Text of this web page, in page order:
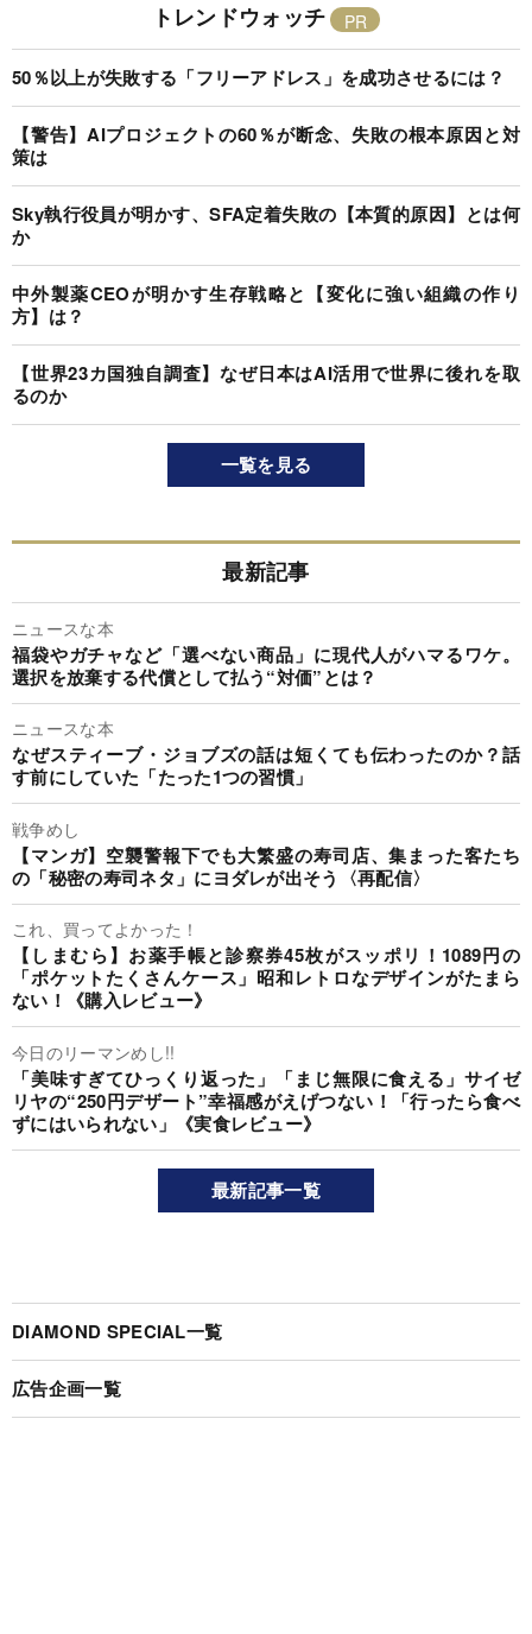
トレンドウォッチ
50％以上が失敗する「フリーアドレス」を成功させるには？
【警告】AIプロジェクトの60％が断念、失敗の根本原因と対
策は
Sky執行役員が明かす、SFA定着失敗の【本質的原因】とは何
か
中外製薬CEOが明かす生存戦略と【変化に強い組織の作り
方】は？
【世界23カ国独自調査】なぜ日本はAI活用で世界に後れを取
るのか
一覧を見る
最新記事
ニュースな本
福袋やガチャなど「選べない商品」に現代人がハマるワケ。
選択を放棄する代償として払う“対価”とは？
ニュースな本
なぜスティーブ・ジョブズの話は短くても伝わったのか？話
す前にしていた「たった1つの習慣」
戦争めし
【マンガ】空襲警報下でも大繁盛の寿司店、集まった客たち
の「秘密の寿司ネタ」にヨダレが出そう〈再配信〉
これ、買ってよかった！
【しまむら】お薬手帳と診察券45枚がスッポリ！1089円の
「ポケットたくさんケース」昭和レトロなデザインがたまら
ない！《購入レビュー》
今日のリーマンめし!!
「美味すぎてひっくり返った」「まじ無限に食える」サイゼ
リヤの“250円デザート”幸福感がえげつない！「行ったら食べ
ずにはいられない」《実食レビュー》
最新記事一覧
DIAMOND SPECIAL一覧
広告企画一覧